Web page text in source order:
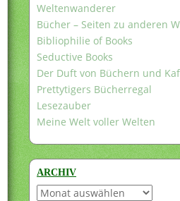
Weltenwanderer
Bücher – Seiten zu anderen
Bibliophilie of Books
Seductive Books
Der Duft von Büchern und
Prettytigers Bücherregal
Lesezauber
Meine Welt voller Welten
ARCHIV
Archiv